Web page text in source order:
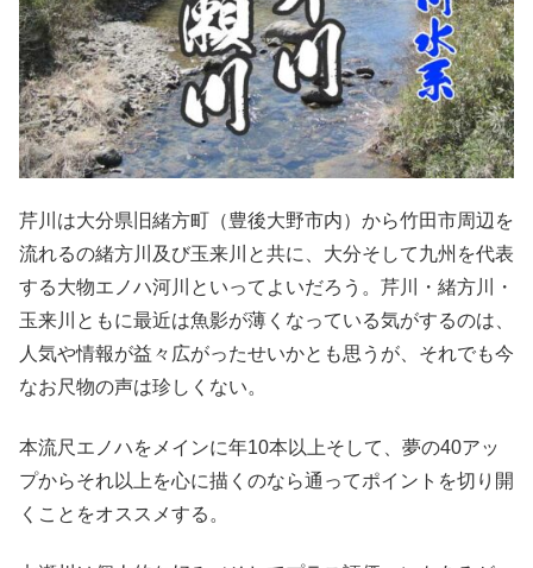
芹川は大分県旧緒方町（豊後大野市内）から竹田市周辺を
流れるの緒方川及び玉来川と共に、大分そして九州を代表
する大物エノハ河川といってよいだろう。芹川・緒方川・
玉来川ともに最近は魚影が薄くなっている気がするのは、
人気や情報が益々広がったせいかとも思うが、それでも今
なお尺物の声は珍しくない。
本流尺エノハをメインに年10本以上そして、夢の40アッ
プからそれ以上を心に描くのなら通ってポイントを切り開
くことをオススメする。